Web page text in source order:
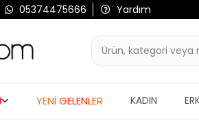
05374475666 Yardım
YENİ GELENLER KADIN